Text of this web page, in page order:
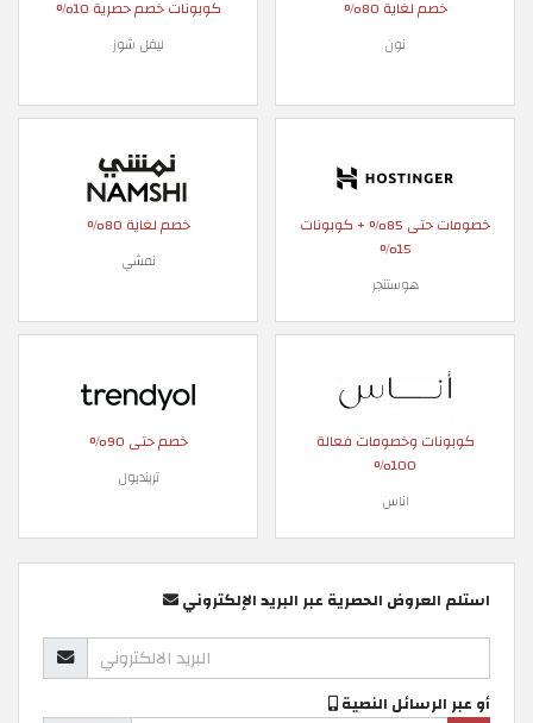
خصم لغاية 80%
نون
كوبونات خصم حصرية 10%
ليفل شوز
خصومات حتى 85% + كوبونات
15%
هوستنجر
خصم لغاية 80%
نمشي
كوبونات وخصومات فعالة
100%
اناس
خصم حتى 90%
ترينديول
استلم العروض الحصرية عبر البريد الإلكتروني
أو عبر الرسائل النصية